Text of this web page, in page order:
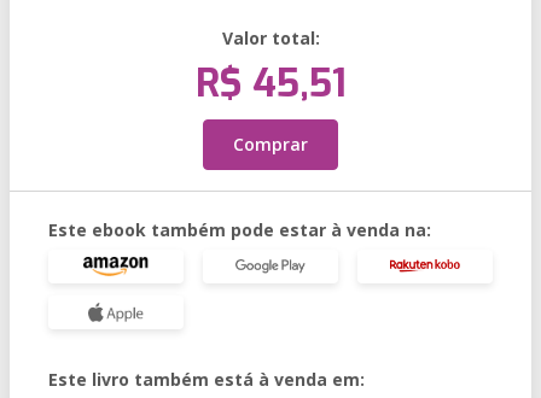
Valor total:
R$ 45,51
Comprar
Este ebook também pode estar à venda na:
Este livro também está à venda em: